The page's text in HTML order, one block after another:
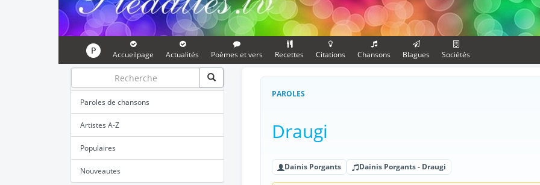
P Accueilpage Actualités Poèmes et vers Recettes Citations Chansons Blagues Sociétés
Paroles de chansons
Artistes A-Z
Populaires
Nouveautes
PAROLES
Draugi
Dainis Porgants Dainis Porgants - Draugi